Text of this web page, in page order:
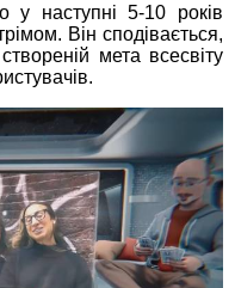
у наступні 5-10 років
Він сподівається,
мета всесвіту